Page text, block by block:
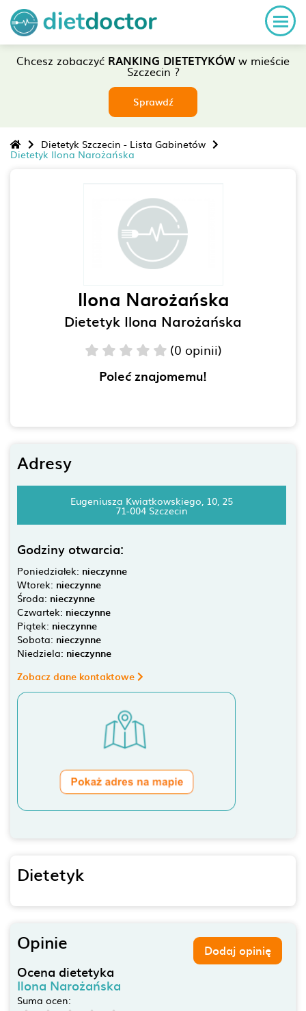
Chcesz zobaczyć RANKING DIETETYKÓWw mieście
Szczecin ?
Sprawdź
Dietetyk Szczecin - Lista Gabinetów
Dietetyk Ilona Narożańska
Ilona Narożańska
Dietetyk Ilona Narożańska
(0 opinii)
Poleć znajomemu!
Adresy
Eugeniusza Kwiatkowskiego, 10, 25
71-004 Szczecin
Godziny otwarcia:
Poniedziałek: nieczynne
Wtorek: nieczynne
Środa: nieczynne
Czwartek: nieczynne
Piątek: nieczynne
Sobota: nieczynne
Niedziela: nieczynne
Zobacz dane kontaktowe
Dietetyk
Opinie Dodaj opinię
Ocena dietetyka
Ilona Narożańska
Suma ocen: